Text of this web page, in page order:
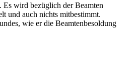
wird bezüglich der Beamten
und auch nichts mitbestimmt.
wie er die Beamtenbesoldung